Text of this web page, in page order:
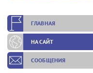
ГЛАВНАЯ
НА САЙТ
СООБЩЕНИЯ